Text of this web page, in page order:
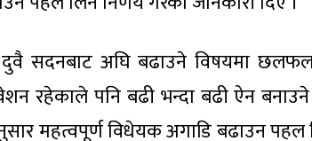
दुवै सदनबाट अघि बढाउने विषयमा
रहेकाले पनि बढी भन्दा बढी ऐन
महत्वपूर्ण विधेयक अगाडि बढाउन पहल